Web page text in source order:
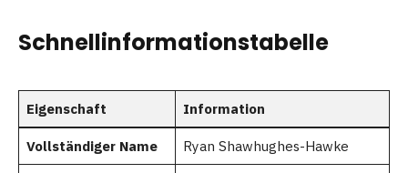
Schnellinformationstabelle
Eigenschaft Information
Vollständiger Name Ryan Shawhughes-Hawke